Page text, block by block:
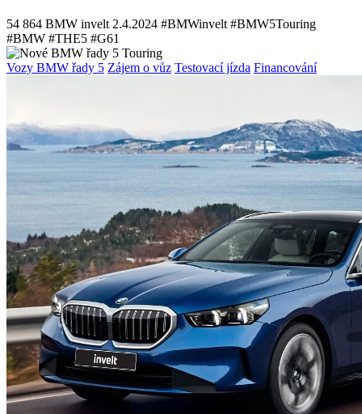
54 864 BMW invelt 2.4.2024 #BMWinvelt #BMW5Touring
#BMW #THE5 #G61
Vozy BMW řady 5 Zájem o vůz Testovací jízda Financování